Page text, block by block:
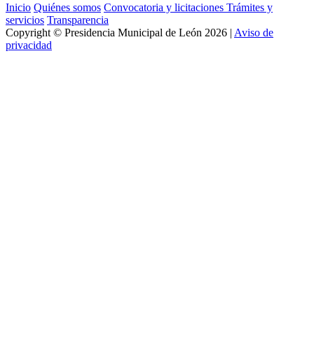
Inicio Quiénes somos Convocatoria y licitaciones Trámites y
servicios Transparencia
Copyright © Presidencia Municipal de León 2026 | Aviso de
privacidad